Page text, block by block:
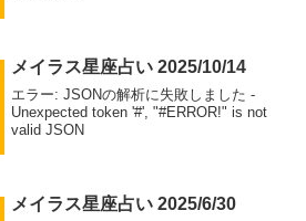
メイラス星座占い 2025/10/14
エラー: JSONの解析に失敗しました -
Unexpected token '#', "#ERROR!" is not
valid JSON
メイラス星座占い 2025/6/30